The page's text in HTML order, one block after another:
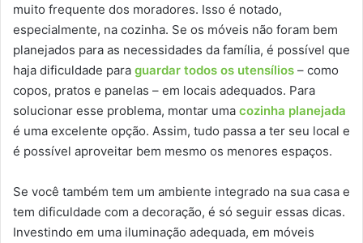
muito frequente dos moradores. Isso é notado,
especialmente, na cozinha. Se os móveis não foram bem
planejados para as necessidades da família, é possível que
haja dificuldade para guardar todos os utensílios – como
copos, pratos e panelas – em locais adequados. Para
solucionar esse problema, montar uma cozinha planejada
é uma excelente opção. Assim, tudo passa a ter seu local e
é possível aproveitar bem mesmo os menores espaços.
Se você também tem um ambiente integrado na sua casa e
tem dificuldade com a decoração, é só seguir essas dicas.
Investindo em uma iluminação adequada, em móveis